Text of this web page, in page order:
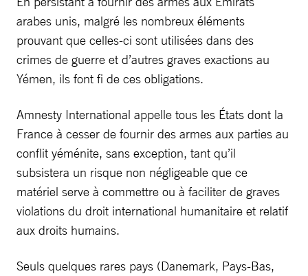
arabes unis, malgré les nombreux éléments
prouvant que celles-ci sont utilisées dans des
crimes de guerre et d’autres graves exactions au
Yémen, ils font fi de ces obligations.
Amnesty International appelle tous les États dont la
France à cesser de fournir des armes aux parties au
conflit yéménite, sans exception, tant qu’il
subsistera un risque non négligeable que ce
matériel serve à commettre ou à faciliter de graves
violations du droit international humanitaire et relatif
aux droits humains.
Seuls quelques rares pays (Danemark, Pays-Bas,